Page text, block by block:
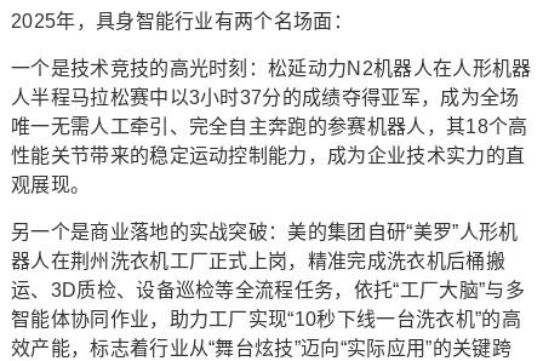
2025年，具身智能行业有两个名场面：
一个是技术竞技的高光时刻：松延动力N2机器人在人形机器
人半程马拉松赛中以3小时37分的成绩夺得亚军，成为全场
唯一无需人工牵引、完全自主奔跑的参赛机器人，其18个高
性能关节带来的稳定运动控制能力，成为企业技术实力的直
观展现。
另一个是商业落地的实战突破：美的集团自研“美罗”人形机
器人在荆州洗衣机工厂正式上岗，精准完成洗衣机后桶搬
运、3D质检、设备巡检等全流程任务，依托“工厂大脑”与多
智能体协同作业，助力工厂实现“10秒下线一台洗衣机”的高
效产能，标志着行业从“舞台炫技”迈向“实际应用”的关键跨